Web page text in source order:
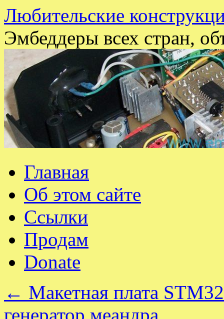
Любительские
Эмбеддеры всех стран,
Перейти
содержимому
Главная
Об этом сайте
Ссылки
Продам
Donate
← Макетная плата